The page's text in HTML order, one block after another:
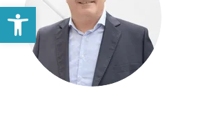
Abrir barra de herramientas